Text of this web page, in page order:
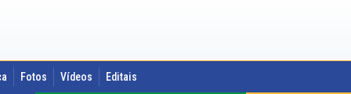
Fotos Vídeos Editais